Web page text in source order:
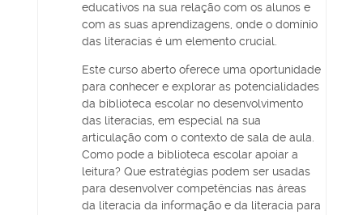
educativos na sua relação com os alunos e
com as suas aprendizagens, onde o domínio
das literacias é um elemento crucial.
Este curso aberto oferece uma oportunidade
para conhecer e explorar as potencialidades
da biblioteca escolar no desenvolvimento
das literacias, em especial na sua
articulação com o contexto de sala de aula.
Como pode a biblioteca escolar apoiar a
leitura? Que estratégias podem ser usadas
para desenvolver competências nas áreas
da literacia da informação e da literacia para